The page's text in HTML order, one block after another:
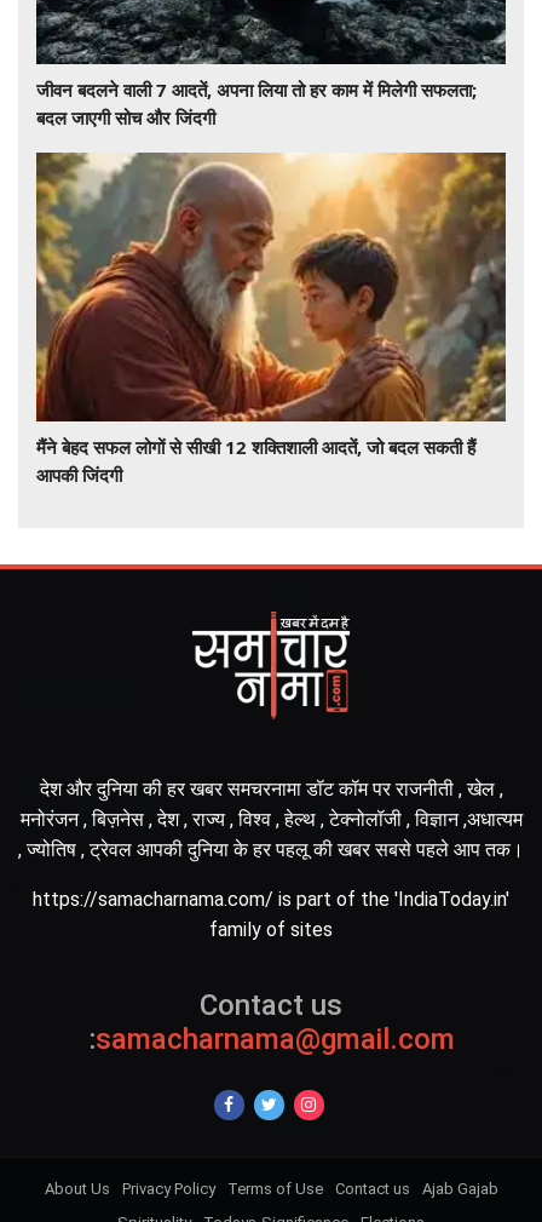
जीवन बदलने वाली 7 आदतें, अपना लिया तो हर काम में मिलेगी सफलता;
बदल जाएगी सोच और जिंदगी
मैंने बेहद सफल लोगों से सीखी 12 शक्तिशाली आदतें, जो बदल सकती हैं
आपकी जिंदगी
देश और दुनिया की हर खबर समचरनामा डॉट कॉम पर राजनीती , खेल ,
मनोरंजन , बिज़नेस , देश , राज्य , विश्व , हेल्थ , टेक्नोलॉजी , विज्ञान ,अधात्यम
, ज्योतिष , ट्रेवल आपकी दुनिया के हर पहलू की खबर सबसे पहले आप तक।
https://samacharnama.com/ is part of the 'IndiaToday.in'
family of sites
Contact us
:samacharnama@gmail.com
About Us Privacy Policy Terms of Use Contact us
Ajab Gajab